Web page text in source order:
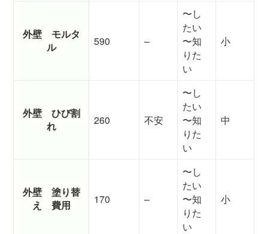
外壁 モルタ
ル
590 –
〜し
たい
〜知
りた
い
小
外壁 ひび割
れ
260 不安
〜し
たい
〜知
りた
い
中
外壁 塗り替
え 費用
170 –
〜し
たい
〜知
りた
い
小